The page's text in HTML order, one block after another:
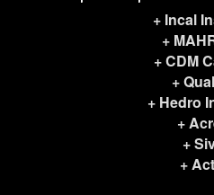
+ Incal
+
+ CDM
+
+ Hedro
+
+
+